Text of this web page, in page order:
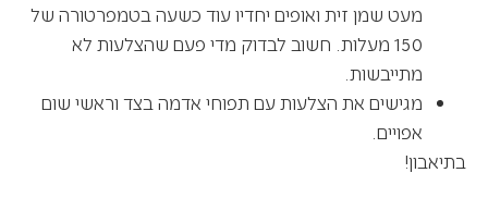
מעט שמן זית ואופים יחדיו עוד כשעה בטמפרטורה של
150 מעלות. חשוב לבדוק מדי פעם שהצלעות לא
מתייבשות.
מגישים את הצלעות עם תפוחי אדמה בצד וראשי שום
אפויים.
בתיאבון!